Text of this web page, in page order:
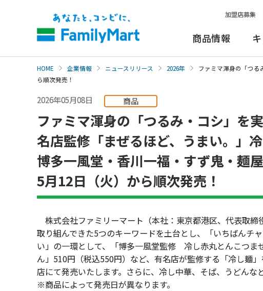
加盟店募集
商品情報
HOME 企業情報 ニュースリリース 2026年
ファミマ渾身の「つる
ら順次発売！
2026年05月08日 商品
ファミマ渾身の「つるみ・コシ」を
名店監修「まぜるほど、うまい。」
博多一風堂・香川一福・すず鬼・麺
5月12日（火）から順次発売！
株式会社ファミリーマート（本社：東京都港区、代表取
取り組んできた5つのキーワードを土台とし、「いちばんチ
い」の一環として、「博多一風堂監修 冷し赤丸とんこつ
ん」510円（税込550円）など、有名店が監修する「冷し麺
店にて発売いたします。さらに、冷し中華、そば、うどんな
※商品によって発売日が異なります。